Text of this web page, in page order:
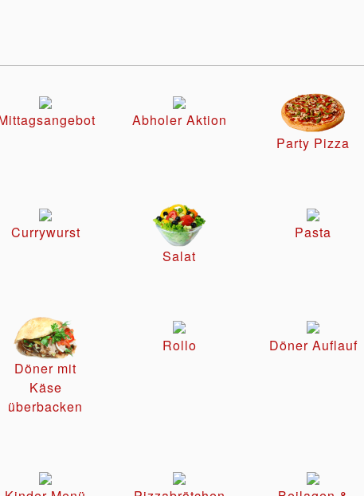
Abholer Aktion
Party Pizza
Currywurst
Salat
Pasta
Döner mit
Käse
überbacken
Rollo Döner Auflauf